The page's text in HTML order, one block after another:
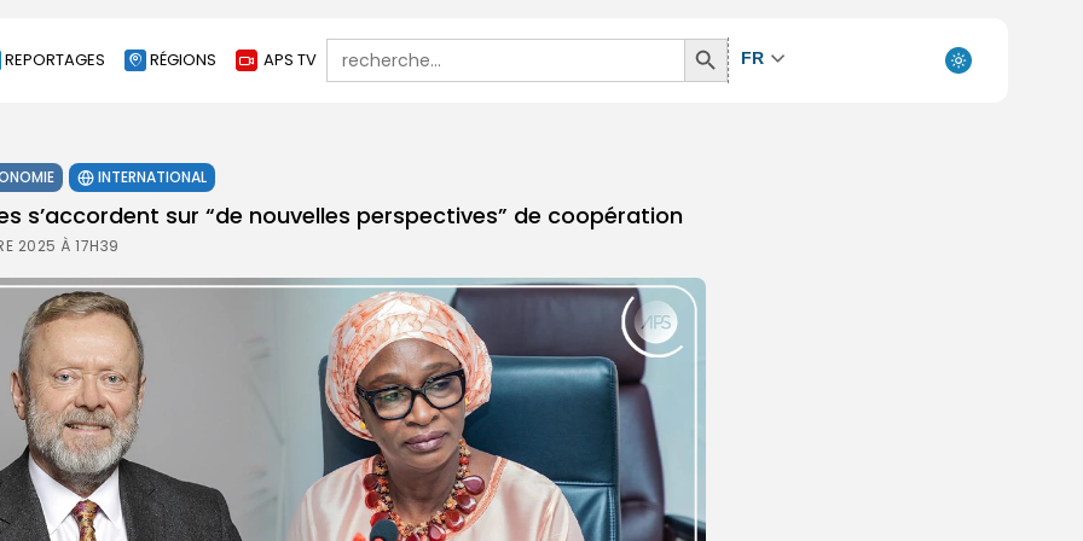
REPORTAGES RÉGIONS APS TV
Search
for:
Search
Button
FR
INTERNATIONAL
s’accordent sur “de nouvelles perspectives” de coopération
2025 À 17H39